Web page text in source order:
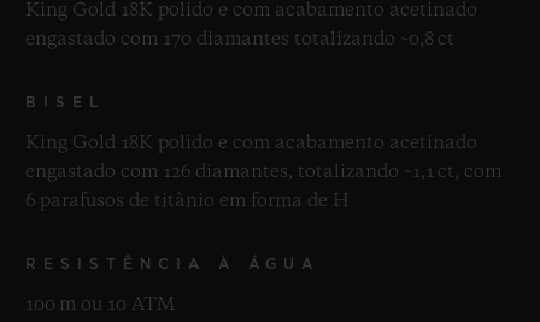
King Gold 18K polido e com acabamento acetinado
engastado com 170 diamantes totalizando ~0,8 ct
BISEL
King Gold 18K polido e com acabamento acetinado
engastado com 126 diamantes, totalizando ~1,1 ct, com
6 parafusos de titânio em forma de H
RESISTÊNCIA À ÁGUA
100 m ou 10 ATM